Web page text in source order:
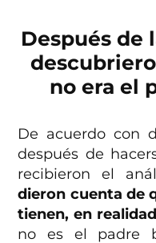
Después de
no era el
De acuerdo con
después de
recibieron el
dieron cuenta de
tienen, en
no es el padre